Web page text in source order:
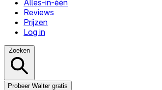
Alles-in-één
Reviews
Prijzen
Log in
Zoeken
Probeer Walter gratis